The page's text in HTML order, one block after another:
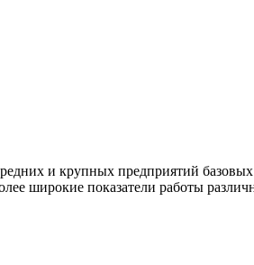
и крупных предприятий
широкие показатели работы